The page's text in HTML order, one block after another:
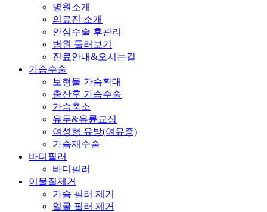
병원소개
의료진 소개
안심수술 후관리
병원 둘러보기
진료안내&오시는길
가슴수술
보형물 가슴확대
출산후 가슴수술
가슴축소
유두&유륜교정
여성형 유방(여유증)
가슴재수술
바디필러
바디필러
이물질제거
가슴 필러 제거
얼굴 필러 제거